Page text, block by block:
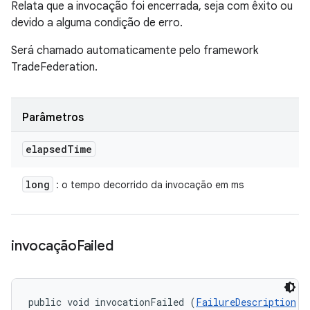
Relata que a invocação foi encerrada, seja com êxito ou
devido a alguma condição de erro.
Será chamado automaticamente pelo framework
TradeFederation.
Parâmetros
elapsedTime
long : o tempo decorrido da invocação em ms
invocaçãoFailed
public void invocationFailed (FailureDescription